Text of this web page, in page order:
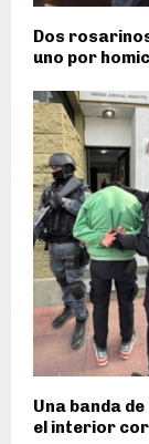
Dos
uno por
Una banda
el interior